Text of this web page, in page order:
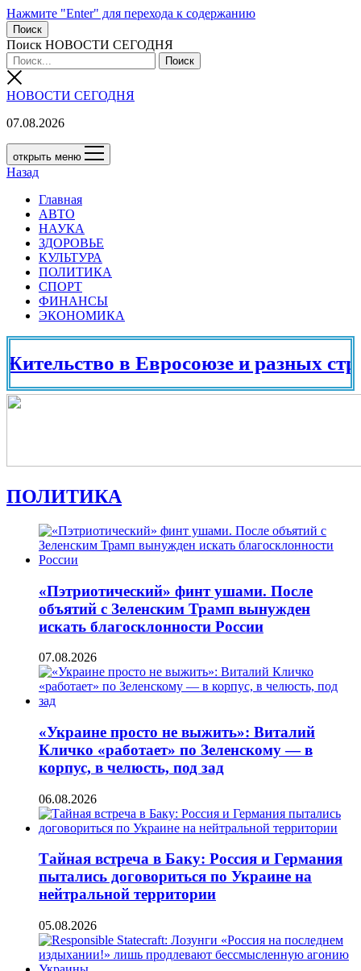
Нажмите "Enter" для перехода к содержанию
Поиск
Поиск НОВОСТИ СЕГОДНЯ
НОВОСТИ СЕГОДНЯ
07.08.2026
открыть меню
Назад
Главная
АВТО
НАУКА
ЗДОРОВЬЕ
КУЛЬТУРА
ПОЛИТИКА
СПОРТ
ФИНАНСЫ
ЭКОНОМИКА
в Евросоюзе и разных странах
ПОЛИТИКА
«Пэтриотический» финт ушами. После
объятий с Зеленским Трамп вынужден
искать благосклонности России
07.08.2026
«Украине просто не выжить»: Виталий
Кличко «работает» по Зеленскому — в
корпус, в челюсть, под зад
06.08.2026
Тайная встреча в Баку: Россия и Германия
пытались договориться по Украине на
нейтральной территории
05.08.2026